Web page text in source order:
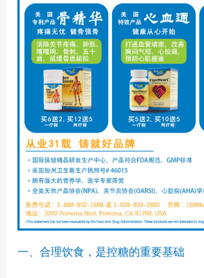
一、合理饮食，是控糖的重要基础